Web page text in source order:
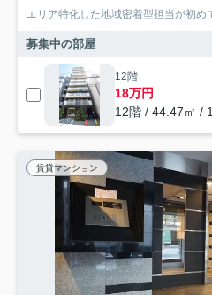
エリア特化した地域密着型担当が初め
募集中の部屋
12階
18万円
12階 / 44.47㎡ /
賃貸マンション